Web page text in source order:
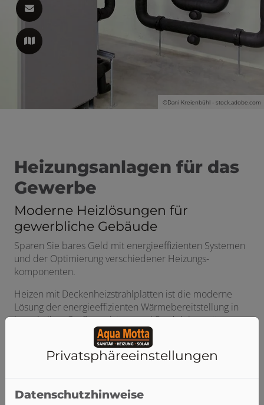
©Dani Kreienbühl - stock.adobe.com
Heizungsanlagen für das
Gewerbe
Moderne Heizlösungen für
gewerbliche Gebäude
Sparen Sie bares Geld mit energieeffizienten Systemen
und der Optimierung verschiedener Heizungs­
komponenten.
Heizen mit Deckenheizstrahlplatten ist die moderne
Lösung der energieeffizienten Wärmebereitstellung in
Lagerhallen, Großraumbüros und Produktionsstätten.
Wir informieren Sie über effiziente Deckenheizsysteme
Darüber hinaus finden Sie hier
Antworten auf die Frage, inwiefern ein
schließen
und schließen
Privatsphäre­einstellungen
Datenschutzhinweise